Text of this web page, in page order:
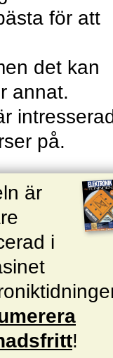
för att
det kan
annat.
på.
är
i
!